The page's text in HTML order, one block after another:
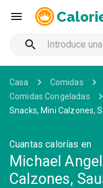
Casa Comidas
Comidas Congeladas
Snacks, Mini Calzones,
Cuantas calorías en
Michael
Calzones,